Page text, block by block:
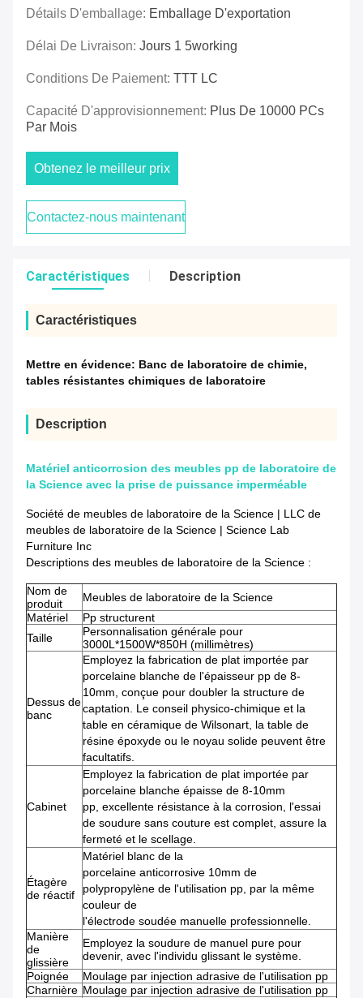
Détails D'emballage: Emballage D'exportation
Délai De Livraison: Jours 1 5working
Conditions De Paiement: TTT LC
Capacité D'approvisionnement: Plus De 10000 PCs
Par Mois
Obtenez le meilleur prix
Contactez-nous maintenant
Caractéristiques Description
Caractéristiques
Mettre en évidence: Banc de laboratoire de chimie,
tables résistantes chimiques de laboratoire
Description
Matériel anticorrosion des meubles pp de laboratoire de
la Science avec la prise de puissance imperméable
Société de meubles de laboratoire de la Science | LLC de
meubles de laboratoire de la Science | Science Lab
Furniture Inc
Descriptions des meubles de laboratoire de la Science :
Nom de
produit
Meubles de laboratoire de la Science
Matériel
Pp structurent
Taille
Personnalisation générale pour
3000L*1500W*850H (millimètres)
Dessus de
banc
Employez la fabrication de plat importée par
porcelaine blanche de l'épaisseur pp de 8-
10mm, conçue pour doubler la structure de
captation. Le conseil physico-chimique et la
table en céramique de Wilsonart, la table de
résine époxyde ou le noyau solide peuvent être
facultatifs.
Cabinet
Employez la fabrication de plat importée par
porcelaine blanche épaisse de 8-10mm
pp, excellente résistance à la corrosion, l'essai
de soudure sans couture est complet, assure la
fermeté et le scellage.
Étagère
de réactif
Matériel blanc de la
porcelaine anticorrosive 10mm de
polypropylène de l'utilisation pp, par la même
couleur de
l'électrode soudée manuelle professionnelle.
Manière
de
glissière
Employez la soudure de manuel pure pour
devenir, avec l'individu glissant le système.
Poignée
Moulage par injection adrasive de l'utilisation pp
Charnière Moulage par injection adrasive de l'utilisation pp